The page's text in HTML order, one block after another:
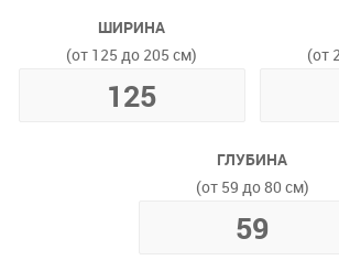
ШИРИНА
(от 125 до 205 см)
(от
ГЛУБИНА
(от 59 до 80 см)